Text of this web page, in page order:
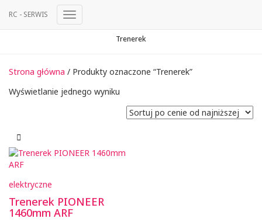
RC - SERWIS
Przełącz
Trenerek
Strona główna / Produkty oznaczone “Trenerek”
Wyświetlanie jednego wyniku
elektryczne
Trenerek PIONEER
1460mm ARF